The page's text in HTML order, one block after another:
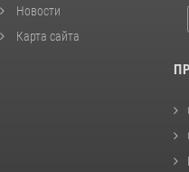
Новости
Карта сайта